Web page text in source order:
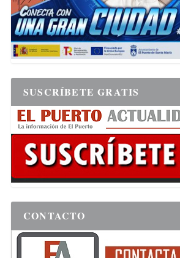
SUSCRÍBETE GRATIS
CONTACTO